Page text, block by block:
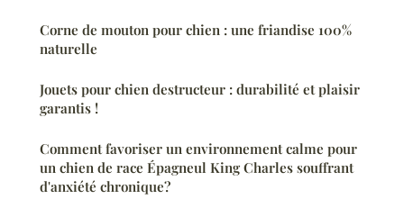
Corne de mouton pour chien : une friandise 100%
naturelle
Jouets pour chien destructeur : durabilité et plaisir
garantis !
Comment favoriser un environnement calme pour
un chien de race Épagneul King Charles souffrant
d'anxiété chronique?